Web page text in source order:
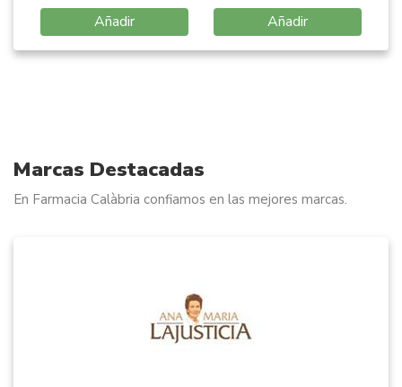
Añadir Añadir
Item
Marcas Destacadas
En Farmacia Calàbria confiamos en las mejores marcas.